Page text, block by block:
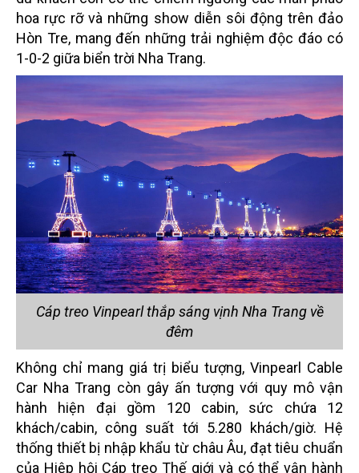
hoa rực rỡ và những show diễn sôi động trên đảo
Hòn Tre, mang đến những trải nghiệm độc đáo có
1-0-2 giữa biển trời Nha Trang.
Cáp treo Vinpearl thắp sáng vịnh Nha Trang về
đêm
Không chỉ mang giá trị biểu tượng, Vinpearl Cable
Car Nha Trang còn gây ấn tượng với quy mô vận
hành hiện đại gồm 120 cabin, sức chứa 12
khách/cabin, công suất tới 5.280 khách/giờ. Hệ
thống thiết bị nhập khẩu từ châu Âu, đạt tiêu chuẩn
của Hiệp hội Cáp treo Thế giới và có thể vận hành